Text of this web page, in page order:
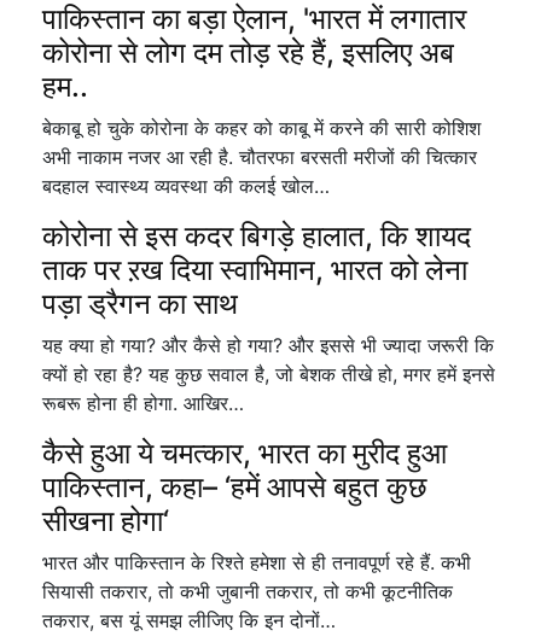
पाकिस्तान का बड़ा ऐलान, 'भारत में लगातार
कोरोना से लोग दम तोड़ रहे हैं, इसलिए अब
हम..
बेकाबू हो चुके कोरोना के कहर को काबू में करने की सारी कोशिश
अभी नाकाम नजर आ रही है. चौतरफा बरसती मरीजों की चित्कार
बदहाल स्वास्थ्य व्यवस्था की कलई खोल…
कोरोना से इस कदर बिगड़े हालात, कि शायद
ताक पर ऱख दिया स्वाभिमान, भारत को लेना
पड़ा ड्रैगन का साथ
यह क्या हो गया? और कैसे हो गया? और इससे भी ज्यादा जरूरी कि
क्यों हो रहा है? यह कुछ सवाल है, जो बेशक तीखे हो, मगर हमें इनसे
रूबरू होना ही होगा. आखिर…
कैसे हुआ ये चमत्कार, भारत का मुरीद हुआ
पाकिस्तान, कहा– ‘हमें आपसे बहुत कुछ
सीखना होगा‘
भारत और पाकिस्तान के रिश्ते हमेशा से ही तनावपूर्ण रहे हैं. कभी
सियासी तकरार, तो कभी जुबानी तकरार, तो कभी कूटनीतिक
तकरार, बस यूं समझ लीजिए कि इन दोनों…